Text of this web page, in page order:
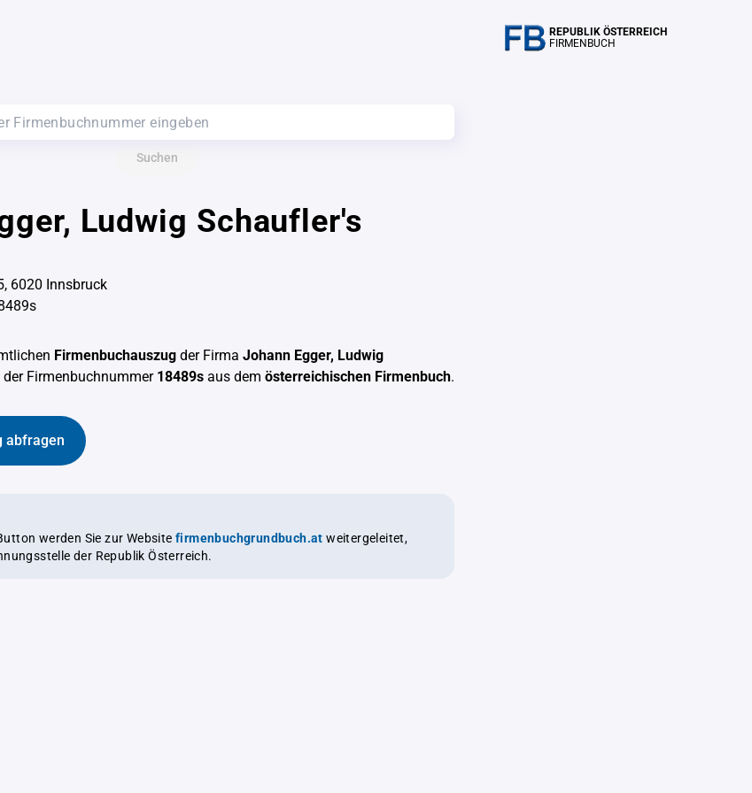
REPUBLIK ÖSTERREICH
FIRMENBUCH
Suchen
Ludwig Schaufler's
6020 Innsbruck
Firmenbuchauszug der Firma Johann Egger, Ludwig
der Firmenbuchnummer 18489s aus dem österreichischen Firmenbuch.
abfragen
werden Sie zur Website firmenbuchgrundbuch.at weitergeleitet,
der Republik Österreich.